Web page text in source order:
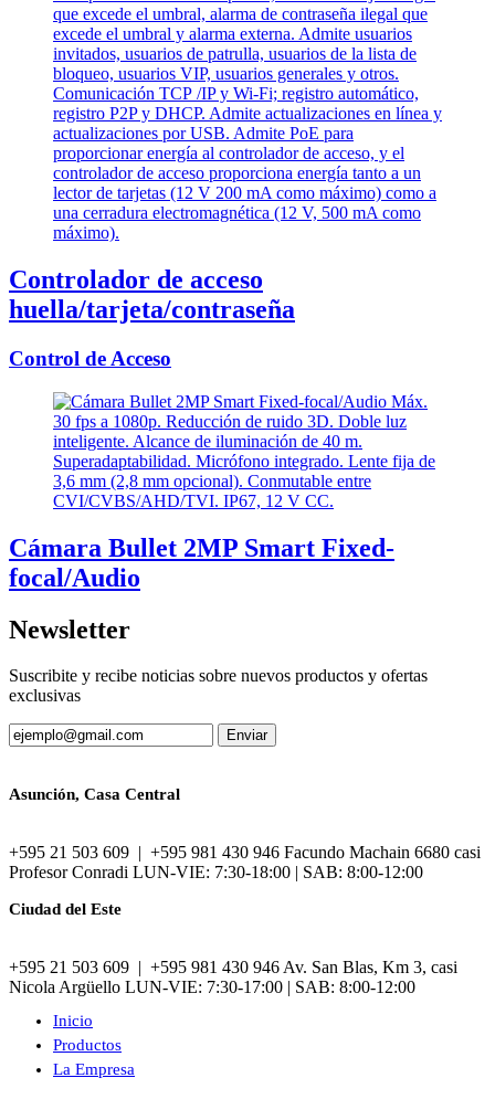
Controlador de acceso
huella/tarjeta/contraseña
Control de Acceso
Cámara Bullet 2MP Smart Fixed-
focal/Audio
Newsletter
Suscribite y recibe noticias sobre nuevos productos y ofertas
exclusivas
Asunción, Casa Central
+595 21 503 609 | +595 981 430 946 Facundo Machain 6680 casi
Profesor Conradi LUN-VIE: 7:30-18:00 | SAB: 8:00-12:00
Ciudad del Este
+595 21 503 609 | +595 981 430 946 Av. San Blas, Km 3, casi
Nicola Argüello LUN-VIE: 7:30-17:00 | SAB: 8:00-12:00
Inicio
Productos
La Empresa